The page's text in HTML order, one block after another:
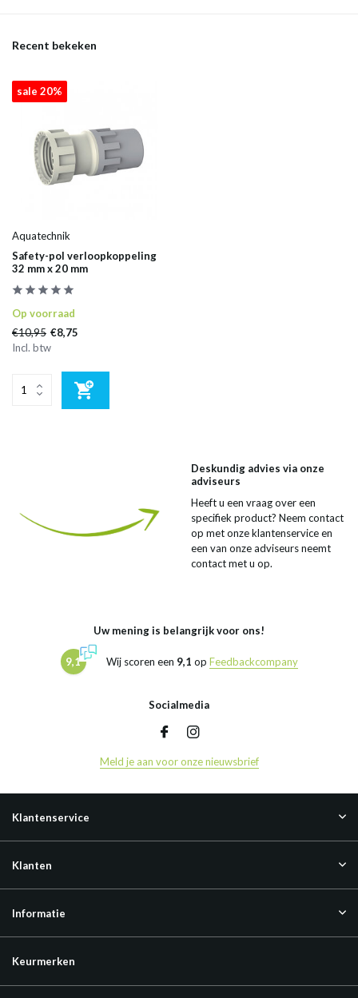
Recent bekeken
sale 20%
Aquatechnik
Safety-pol verloopkoppeling
32 mm x 20 mm
Op voorraad
€10,95 €8,75
Incl. btw
Deskundig advies via onze
adviseurs
Heeft u een vraag over een
specifiek product? Neem contact
op met onze klantenservice en
een van onze adviseurs neemt
contact met u op.
Uw mening is belangrijk voor ons!
9,1 Wij scoren een 9,1 op Feedbackcompany
Socialmedia
Meld je aan voor onze nieuwsbrief
Klantenservice
Klanten
Informatie
Keurmerken